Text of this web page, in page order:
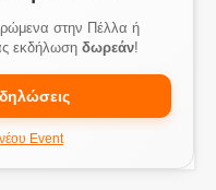
στην Πέλλα ή
εκδήλωση δωρεάν!
Event